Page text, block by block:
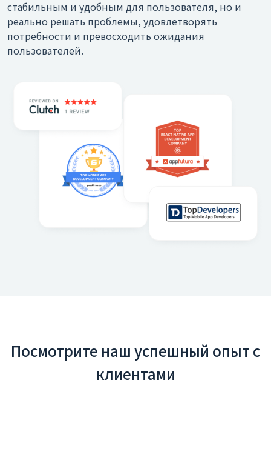
стабильным и удобным для пользователя, но и
реально решать проблемы, удовлетворять
потребности и превосходить ожидания
пользователей.
Посмотрите наш успешный опыт с
клиентами